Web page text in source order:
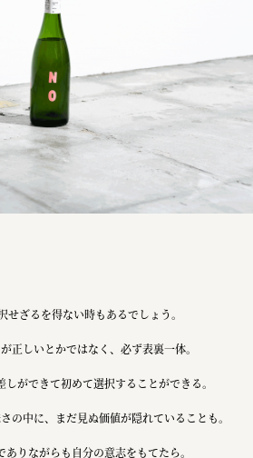
クシンセイ
ラザ
せざるを得ない時もあるでしょう。
正しいとかではなく、必ず表裏一体。
ができて初めて選択することができる。
の中に、まだ見ぬ価値が隠れていることも。
りながらも自分の意志をもてたら。